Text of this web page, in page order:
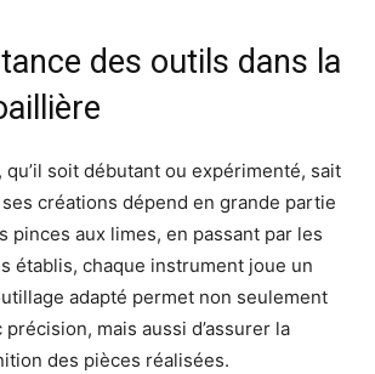
des outils dans la
qu’il soit débutant ou expérimenté, sait
créations dépend en grande partie
pinces aux limes, en passant par les
établis, chaque instrument joue un
adapté permet non seulement
mais aussi d’assurer la
des pièces réalisées.